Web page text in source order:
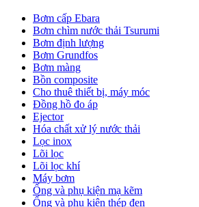
Bơm cấp Ebara
Bơm chìm nước thải Tsurumi
Bơm định lượng
Bơm Grundfos
Bơm màng
Bồn composite
Cho thuê thiết bị, máy móc
Đồng hồ đo áp
Ejector
Hóa chất xử lý nước thải
Lọc inox
Lõi lọc
Lõi lọc khí
Máy bơm
Ống và phụ kiện mạ kẽm
Ống và phụ kiện thép đen